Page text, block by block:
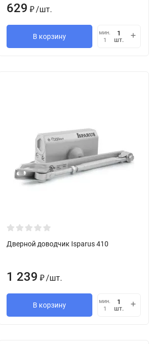
629 ₽ /шт.
В корзину
мин.
1
шт.
Дверной доводчик Isparus 410
1 239 ₽ /шт.
В корзину
мин.
1
шт.